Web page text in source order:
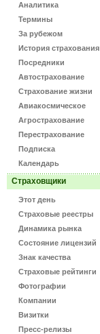
Аналитика
Термины
За рубежом
История страхования
Посредники
Автострахование
Страхование жизни
Авиакосмическое
Агрострахование
Перестрахование
Подписка
Календарь
Страховщики
Этот день
Страховые реестры
Динамика рынка
Состояние лицензий
Знак качества
Страховые рейтинги
Фотографии
Компании
Визитки
Пресс-релизы